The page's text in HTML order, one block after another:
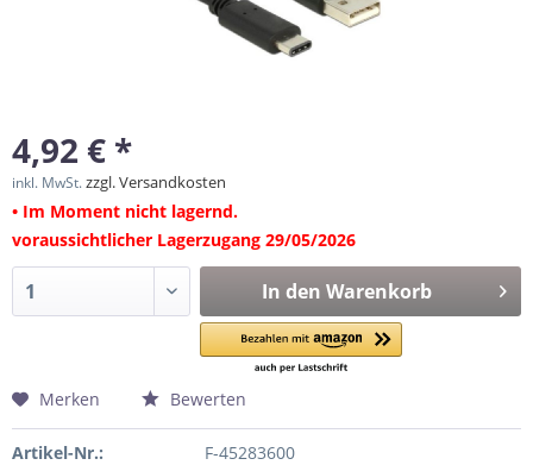
4,92 € *
inkl. MwSt.zzgl. Versandkosten
• Im Moment nicht lagernd.
voraussichtlicher Lagerzugang 29/05/2026
In den Warenkorb
Merken Bewerten
Artikel-Nr.: F-45283600